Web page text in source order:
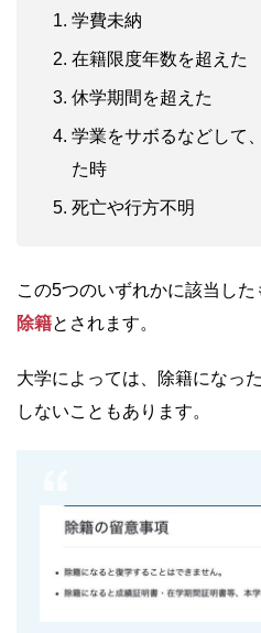
学費未納
在籍限度年数を超えた
休学期間を超えた
学業をサボるなどして
た時
死亡や行方不明
この5つのいずれかに該当した
除籍とされます。
大学によっては、除籍になっ
しないこともあります。